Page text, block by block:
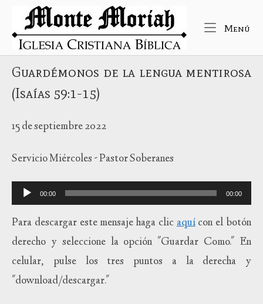
contenido
Inicio
Menú
Guardémonos de la lengua mentirosa
(Isaías 59:1-15)
15 de septiembre 2022
Servicio Miércoles - Pastor Soberanes
Reproductor
de
audio
00:00 00:00
Para descargar este mensaje haga clicaquícon el botón
derecho y seleccione la opción "Guardar Como." En
celular, pulse los tres puntos a la derecha y
"download/descargar."